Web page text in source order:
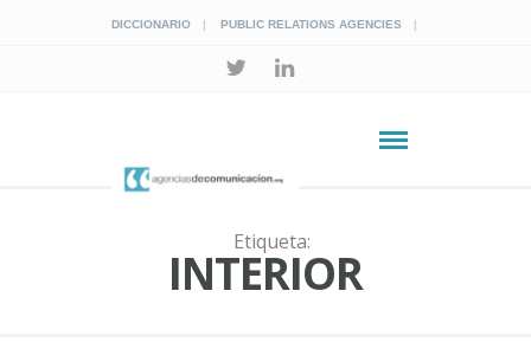
DICCIONARIO PUBLIC RELATIONS AGENCIES
Etiqueta:
INTERIOR